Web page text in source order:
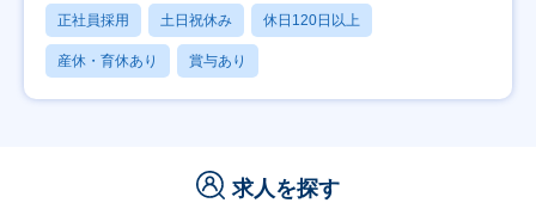
正社員採用 土日祝休み 休日120日以上
産休・育休あり 賞与あり
求人を探す